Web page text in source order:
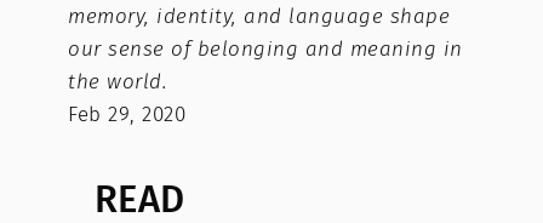
memory, identity, and language shape
our sense of belonging and meaning in
the world.
Feb 29, 2020
READ